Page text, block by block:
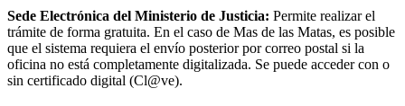
Sede Electrónica del Ministerio de Justicia: Permite realizar el
trámite de forma gratuita. En el caso de Mas de las Matas, es posible
que el sistema requiera el envío posterior por correo postal si la
oficina no está completamente digitalizada. Se puede acceder con o
sin certificado digital (Cl@ve).